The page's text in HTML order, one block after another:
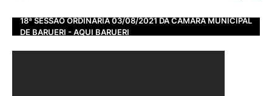
18ª SESSÃO ORDINÁRIA 03/08/2021 DA CÂMARA MUNICIPAL
DE BARUERI - AQUI BARUERI